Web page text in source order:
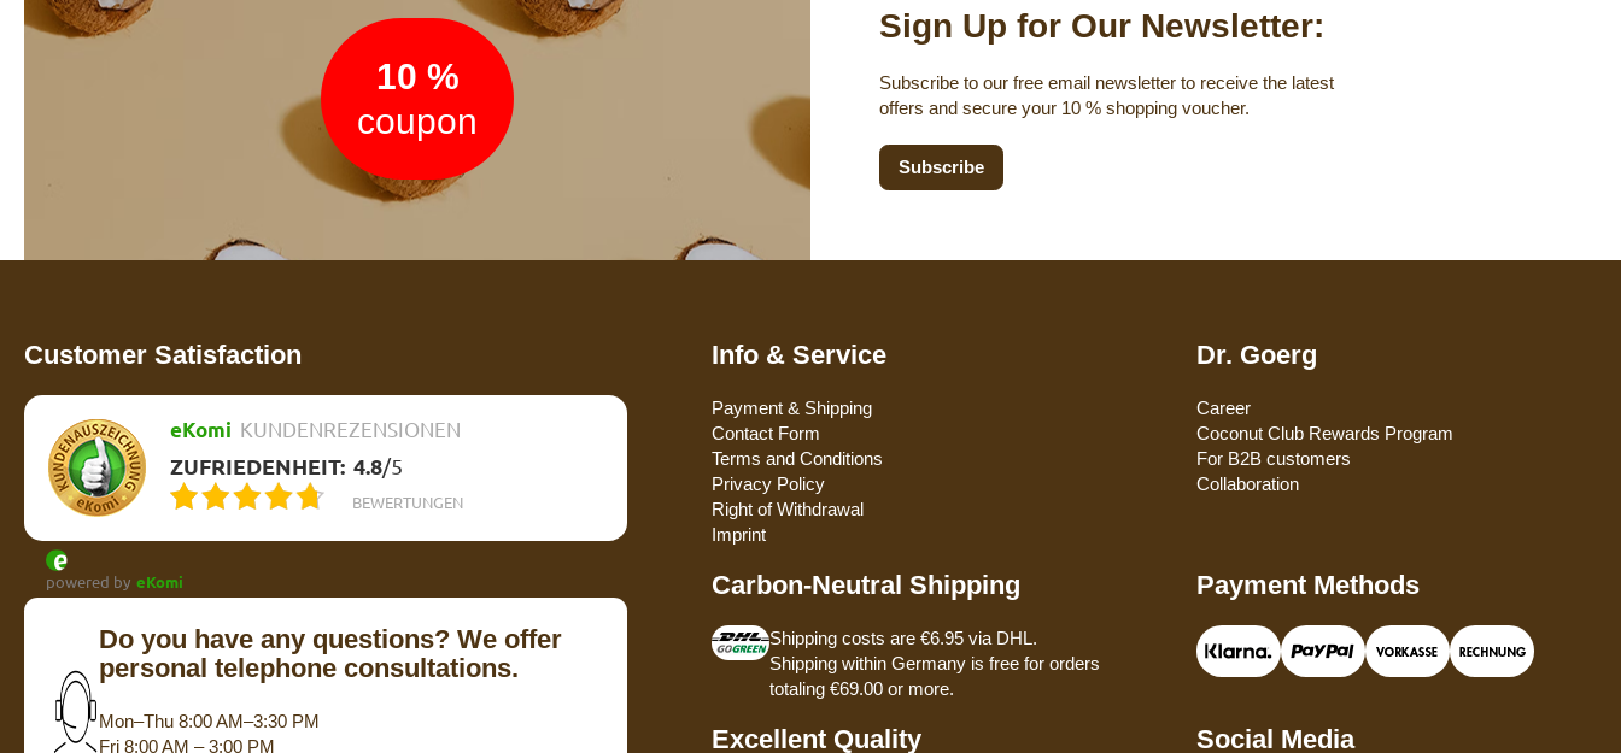
10 %
coupon
Sign Up for Our Newsletter:
Subscribe to our free email newsletter to receive the latest
offers and secure your 10 % shopping voucher.
Subscribe
Customer Satisfaction
eKomi KUNDENREZENSIONEN
ZUFRIEDENHEIT: 4.8/5
BEWERTUNGEN
powered by eKomi
Do you have any questions? We offer
personal telephone consultations.
Mon–Thu 8:00 AM–3:30 PM
Fri 8:00 AM – 3:00 PM
Info & Service
Payment & Shipping
Contact Form
Terms and Conditions
Privacy Policy
Right of Withdrawal
Imprint
Dr. Goerg
Career
Coconut Club Rewards Program
For B2B customers
Collaboration
Carbon-Neutral Shipping
Shipping costs are €6.95 via DHL.
Shipping within Germany is free for orders
totaling €69.00 or more.
Payment Methods
Excellent Quality Social Media